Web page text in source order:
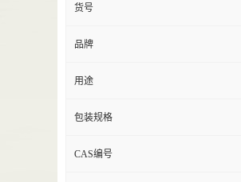
货号
品牌
用途
包装规格
CAS编号